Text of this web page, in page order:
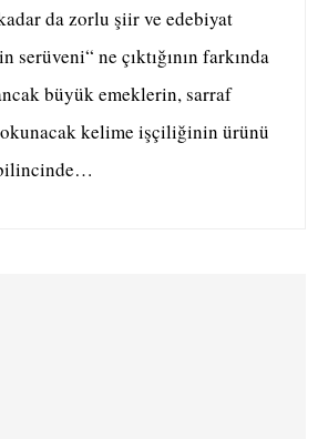
da zorlu şiir ve edebiyat
serüveni“ ne çıktığının farkında
büyük emeklerin, sarraf
kelime işçiliğinin ürünü